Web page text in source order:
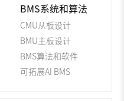
BMS系统和算法
CMU从板设计
BMU主板设计
BMS算法和软件
可拓展AI BMS